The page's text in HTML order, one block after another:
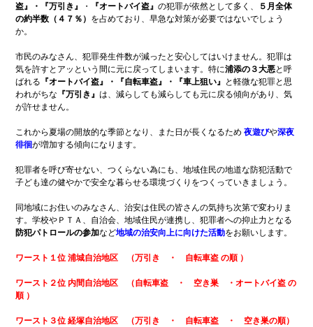
盗』・『万引き』
・ 『オートバイ盗』の犯罪が依然として多く、
５月全体
の約半数（４７％） を占めており、早急な対策が必要ではないでしょう
か。
市民のみなさん、犯罪発生件数が減ったと安心してはいけません。犯罪は
気を許すとアッという間に元に戻ってしまいます。特に浦添の３大悪と呼
ばれる 『オートバイ盗』・『自転車盗』・『車上狙い』 と軽微な犯罪と思
われがちな 『万引き』は、減らしても減らしても元に戻る傾向があり、気
が許せません。
これから夏場の開放的な季節となり、また日が長くなるため 夜遊びや深夜
徘徊が増加する傾向になります。
犯罪者を呼び寄せない、つくらない為にも、地域住民の地道な防犯活動で
子ども達の健やかで安全な暮らせる環境づくりをつくっていきましょう。
同地域にお住いのみなさん、治安は住民の皆さんの気持ち次第で変わりま
す。学校やＰＴＡ、自治会、地域住民が連携し、犯罪者への抑止力となる
防犯パトロールの参加など地域の治安向上に向けた活動をお願いします。
ワースト１位浦城自治地区 （万引き ・ 自転車盗の順 ）
ワースト２位 内間自治地区 （自転車盗 ・ 空き巣 ・オートバイ盗の
順 ）
ワースト３位 経塚自治地区 （万引き ・ 自転車盗 ・ 空き巣の順）